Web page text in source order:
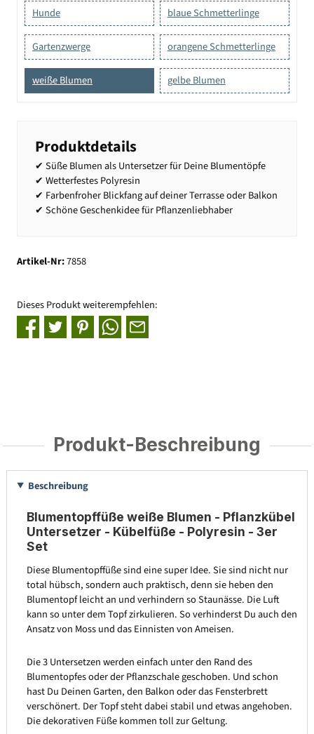
Hunde blaue Schmetterlinge
Gartenzwerge orangene Schmetterlinge
weiße Blumen gelbe Blumen
Produktdetails
✔ Süße Blumen als Untersetzer für Deine Blumentöpfe
✔ Wetterfestes Polyresin
✔ Farbenfroher Blickfang auf deiner Terrasse oder Balkon
✔ Schöne Geschenkidee für Pflanzenliebhaber
Artikel-Nr:7858
Dieses Produkt weiterempfehlen:
Produkt-Beschreibung
Beschreibung
Blumentopffüße weiße Blumen - Pflanzkübel
Untersetzer - Kübelfüße - Polyresin - 3er
Set
Diese Blumentopffüße sind eine super Idee. Sie sind nicht nur
total hübsch, sondern auch praktisch, denn sie heben den
Blumentopf leicht an und verhindern so Staunässe. Die Luft
kann so unter dem Topf zirkulieren. So verhinderst Du auch den
Ansatz von Moss und das Einnisten von Ameisen.
Die 3 Untersetzen werden einfach unter den Rand des
Blumentopfes oder der Pflanzschale geschoben. Und schon
hast Du Deinen Garten, den Balkon oder das Fensterbrett
verschönert. Der Topf steht dabei stabil und etwas angehoben.
Die dekorativen Füße kommen toll zur Geltung.